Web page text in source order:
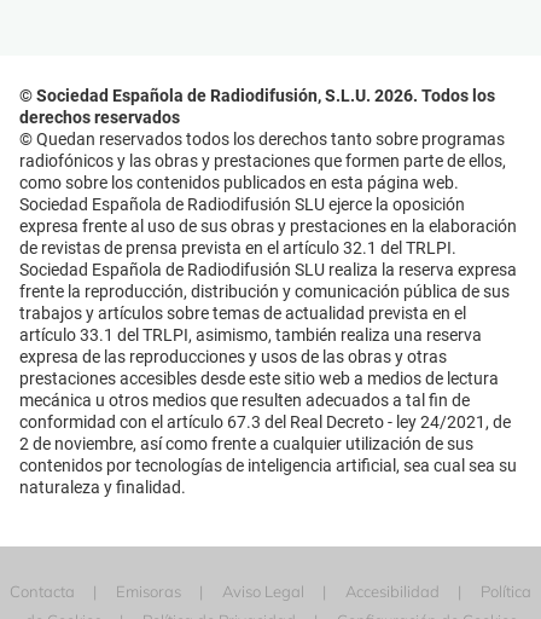
© Sociedad Española de Radiodifusión, S.L.U. 2026. Todos los
derechos reservados
© Quedan reservados todos los derechos tanto sobre programas
radiofónicos y las obras y prestaciones que formen parte de ellos,
como sobre los contenidos publicados en esta página web.
Sociedad Española de Radiodifusión SLU ejerce la oposición
expresa frente al uso de sus obras y prestaciones en la elaboración
de revistas de prensa prevista en el artículo 32.1 del TRLPI.
Sociedad Española de Radiodifusión SLU realiza la reserva expresa
frente la reproducción, distribución y comunicación pública de sus
trabajos y artículos sobre temas de actualidad prevista en el
artículo 33.1 del TRLPI, asimismo, también realiza una reserva
expresa de las reproducciones y usos de las obras y otras
prestaciones accesibles desde este sitio web a medios de lectura
mecánica u otros medios que resulten adecuados a tal fin de
conformidad con el artículo 67.3 del Real Decreto - ley 24/2021, de
2 de noviembre, así como frente a cualquier utilización de sus
contenidos por tecnologías de inteligencia artificial, sea cual sea su
naturaleza y finalidad.
Contacta Emisoras Aviso Legal Accesibilidad
Política